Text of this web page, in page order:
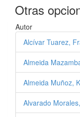
Otras
Autor
Alcívar Tuarez,
Almeida
Almeida Muñoz,
Alvarado